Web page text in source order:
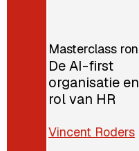
Masterclass
De AI-first
organisatie
rol van HR
Vincent Roders